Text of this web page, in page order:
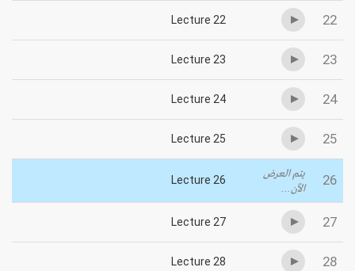
22
Lecture 22
23
Lecture 23
24
Lecture 24
25
Lecture 25
26
يتم العرض
الآن...
Lecture 26
27
Lecture 27
28
Lecture 28